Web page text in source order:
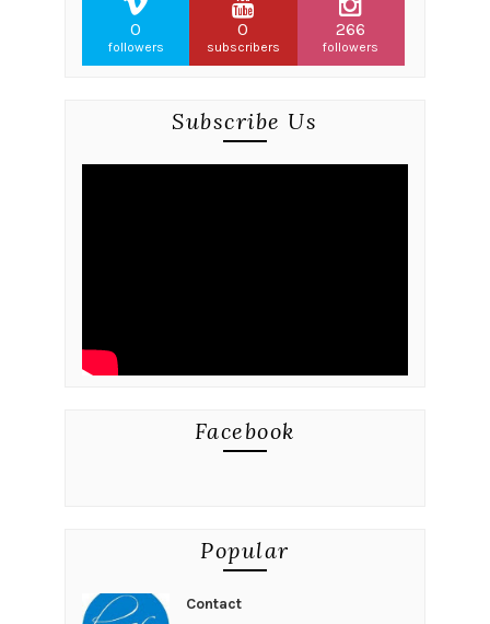
0
followers
0
subscribers
266
followers
Subscribe Us
Facebook
Popular
Contact